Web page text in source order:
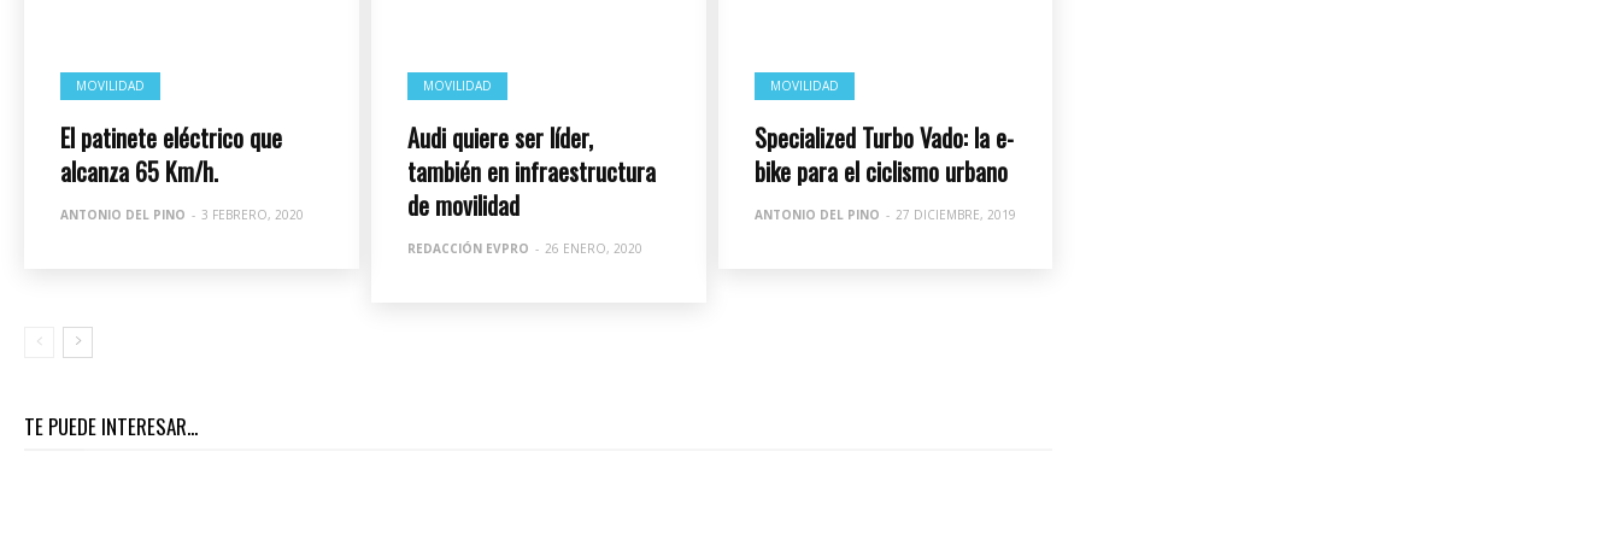
MOVILIDAD
El patinete eléctrico que
alcanza 65 Km/h.
ANTONIO DEL PINO - 3 FEBRERO, 2020
MOVILIDAD
Audi quiere ser líder,
también en infraestructura
de movilidad
REDACCIÓN EVPRO - 26 ENERO, 2020
MOVILIDAD
Specialized Turbo Vado: la e-
bike para el ciclismo urbano
ANTONIO DEL PINO - 27 DICIEMBRE, 2019
TE PUEDE INTERESAR...